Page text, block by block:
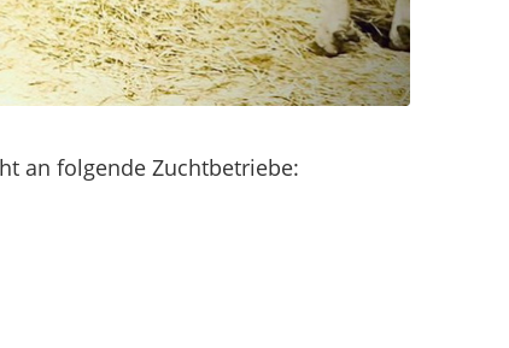
an folgende Zuchtbetriebe: